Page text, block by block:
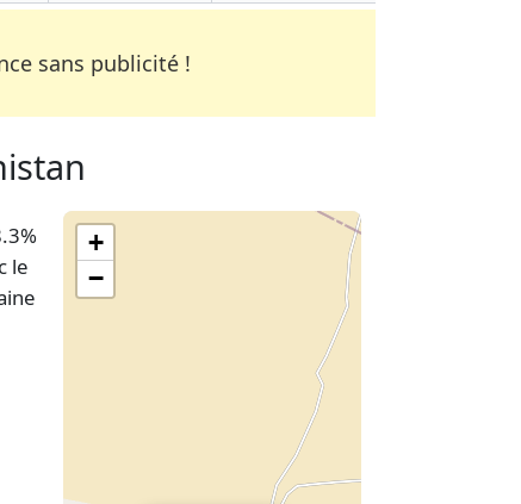
sans publicité !
le
+
−